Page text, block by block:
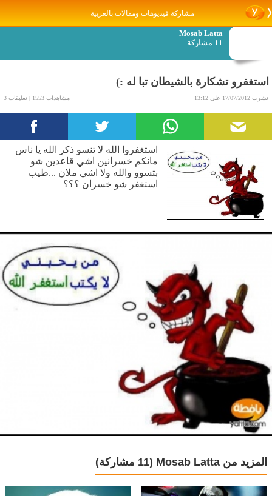
مشاركة فيديوهات ومقالات بالعربية
Mosab Latta
11 مشاركة
استغفرو تشكارة بالشيطان تبا له :)
نشرت 17/07/2012 على 13:12 مشاهدات 1553 | تعليقات 3
استغفروا الله لا تنسو ذكر الله يا ناس
مانكم خسرانين اشي قاعدين شو
بتسوو والله ولا اشي ملان ...طيب
استغفر شو خسران ؟؟؟
المزيد من Mosab Latta (11 مشاركة)